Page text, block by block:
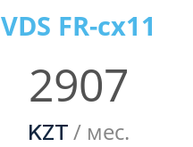
VDS FR-cx11
2907
KZT / мес.